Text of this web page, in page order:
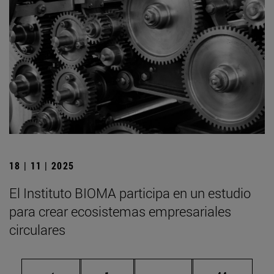
18 | 11 | 2025
El Instituto BIOMA participa en un estudio
para crear ecosistemas empresariales
circulares